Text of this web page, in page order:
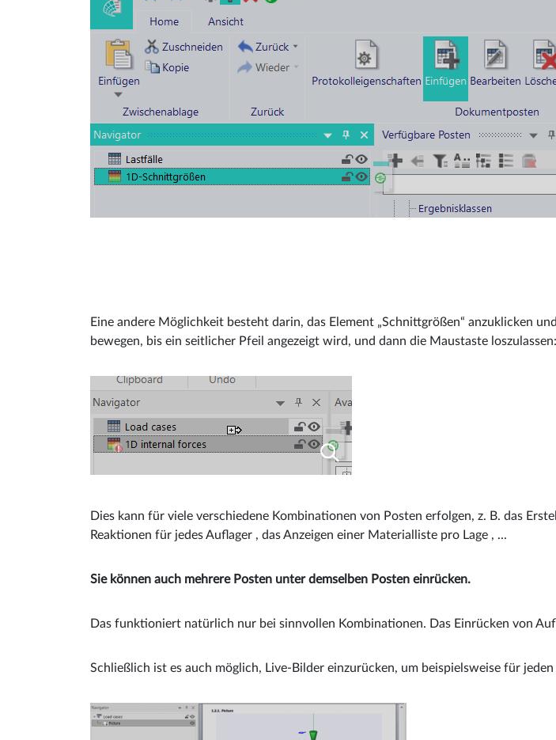
Eine andere Möglichkeit besteht darin, das Element „Schnittgrößen“ anzuklicken
bewegen, bis ein seitlicher Pfeil angezeigt wird, und dann die Maustaste loszulassen:
Dies kann für viele verschiedene Kombinationen von Posten erfolgen, z. B. das
Reaktionen für jedes Auflager , das Anzeigen einer Materialliste pro Lage , ...
Sie können auch mehrere Posten unter demselben Posten einrücken.
Das funktioniert natürlich nur bei sinnvollen Kombinationen. Das Einrücken von
Schließlich ist es auch möglich, Live-Bilder einzurücken, um beispielsweise für